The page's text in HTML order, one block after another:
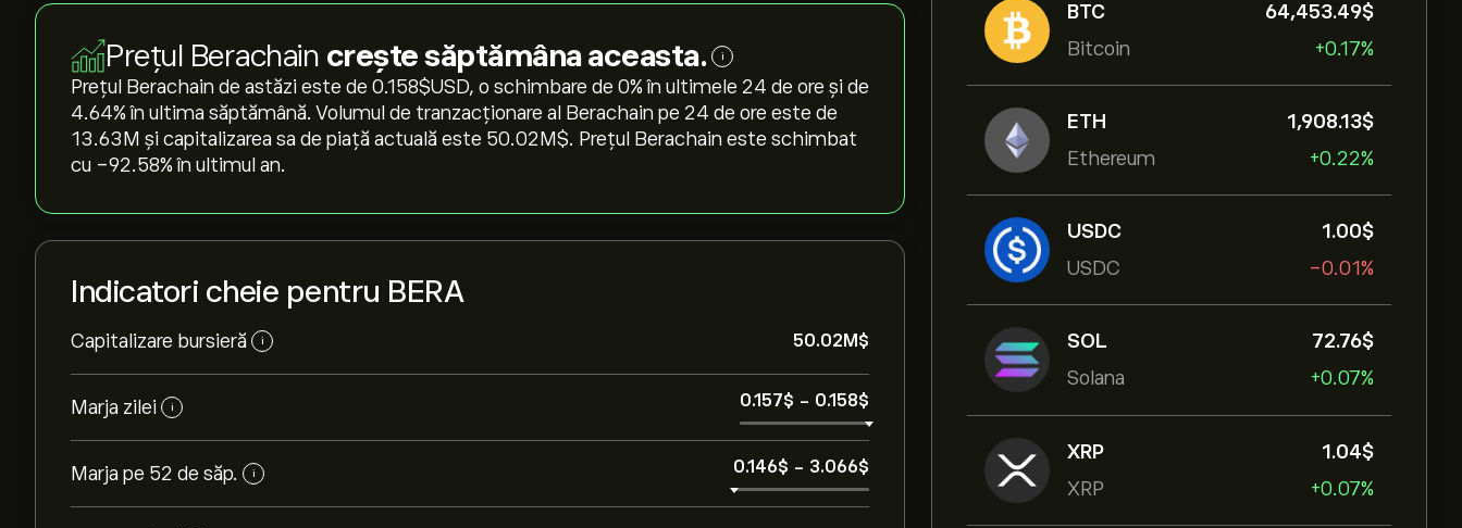
BTC
Bitcoin
64,453.49‎$‎
+0.17%
ETH
Ethereum
1,908.13‎$‎
+0.22%
USDC
USDC
1.00‎$‎
-0.01%
SOL
Solana
72.76‎$‎
+0.07%
XRP
XRP
1.04‎$‎
+0.07%
Prețul Berachain crește săptămâna aceasta. i
Prețul Berachain de astăzi este de 0.158‎$‎USD, o schimbare de ‎0‎% în ultimele 24 de ore și de
‎4.64‎% în ultima săptămână. Volumul de tranzacționare al Berachain pe 24 de ore este de
13.63M și capitalizarea sa de piață actuală este 50.02M‎$‎. Prețul Berachain este schimbat
cu ‎-92.58‎% în ultimul an.
Indicatori cheie pentru BERA
Capitalizare bursieră i 50.02M‎$‎
Marja zilei i 0.157‎$‎ - 0.158‎$‎
Marja pe 52 de săp. i 0.146‎$‎ - 3.066‎$‎